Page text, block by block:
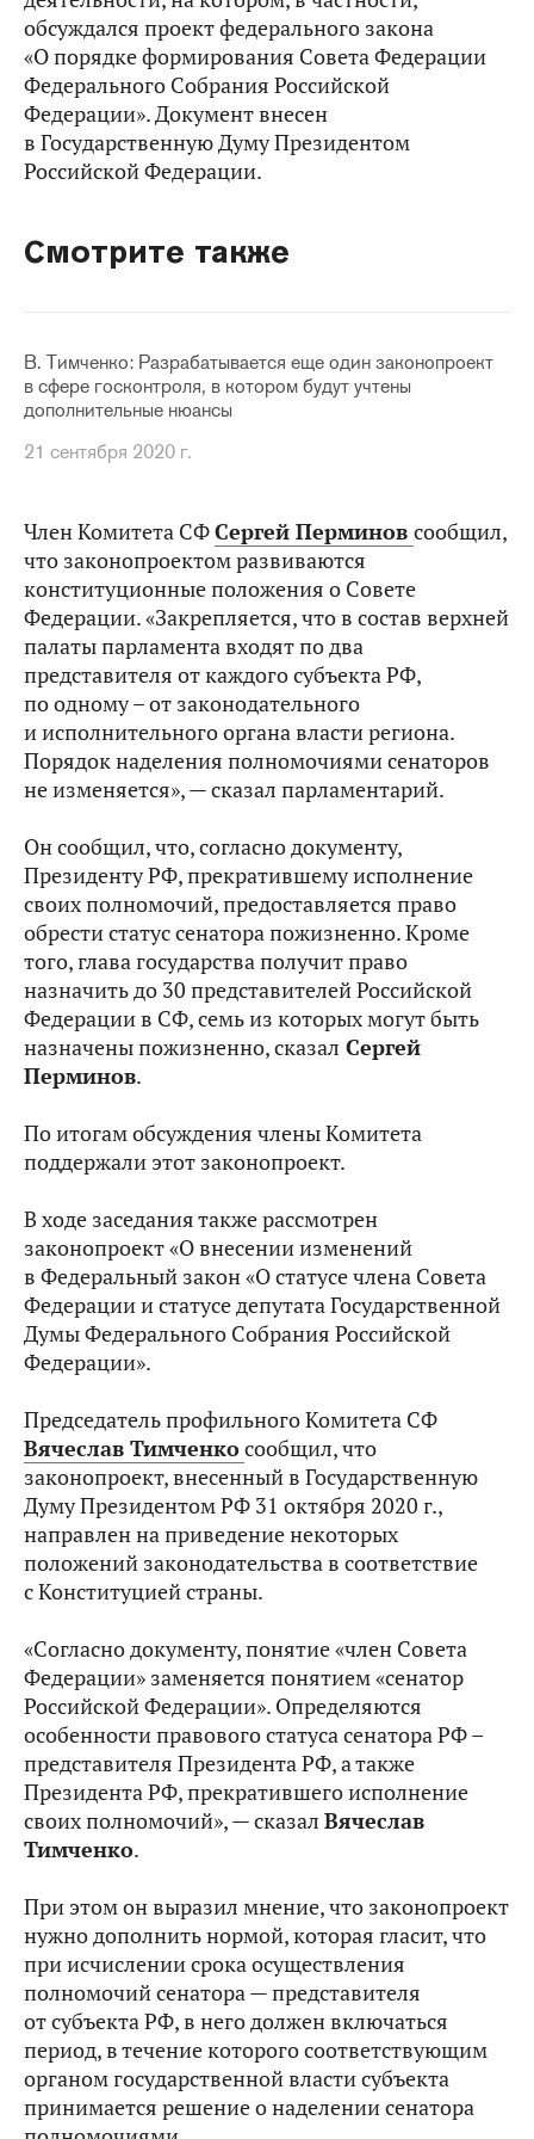
обсуждался проект федерального закона
«О порядке формирования Совета Федерации
Федерального Собрания Российской
Федерации». Документ внесен
в Государственную Думу Президентом
Российской Федерации.
Смотрите также
В. Тимченко: Разрабатывается еще один законопроект
в сфере госконтроля, в котором будут учтены
дополнительные нюансы
21 сентября 2020 г.
Член Комитета СФСергей Перминов сообщил,
что законопроектом развиваются
конституционные положения о Совете
Федерации. «Закрепляется, что в состав верхней
палаты парламента входят по два
представителя от каждого субъекта РФ,
по одному – от законодательного
и исполнительного органа власти региона.
Порядок наделения полномочиями сенаторов
не изменяется», — сказал парламентарий.
Он сообщил, что, согласно документу,
Президенту РФ, прекратившему исполнение
своих полномочий, предоставляется право
обрести статус сенатора пожизненно. Кроме
того, глава государства получит право
назначить до 30 представителей Российской
Федерации в СФ, семь из которых могут быть
назначены пожизненно, сказал Сергей
Перминов.
По итогам обсуждения члены Комитета
поддержали этот законопроект.
В ходе заседания также рассмотрен
законопроект «О внесении изменений
в Федеральный закон «О статусе члена Совета
Федерации и статусе депутата Государственной
Думы Федерального Собрания Российской
Федерации».
Председатель профильного Комитета СФ
Вячеслав Тимченкосообщил, что
законопроект, внесенный в Государственную
Думу Президентом РФ 31 октября 2020 г.,
направлен на приведение некоторых
положений законодательства в соответствие
с Конституцией страны.
«Согласно документу, понятие «член Совета
Федерации» заменяется понятием «сенатор
Российской Федерации». Определяются
особенности правового статуса сенатора РФ –
представителя Президента РФ, а также
Президента РФ, прекратившего исполнение
своих полномочий», — сказал Вячеслав
Тимченко.
При этом он выразил мнение, что законопроект
нужно дополнить нормой, которая гласит, что
при исчислении срока осуществления
полномочий сенатора — представителя
от субъекта РФ, в него должен включаться
период, в течение которого соответствующим
органом государственной власти субъекта
принимается решение о наделении сенатора